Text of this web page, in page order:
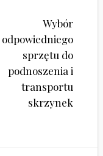
Wybór
odpowiedniego
sprzętu do
podnoszenia i
transportu
skrzynek